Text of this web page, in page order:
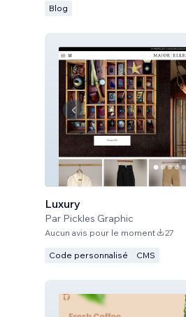
Blog
Luxury
Par Pickles Graphic
Aucun avis pour le moment 27
Code personnalisé CMS